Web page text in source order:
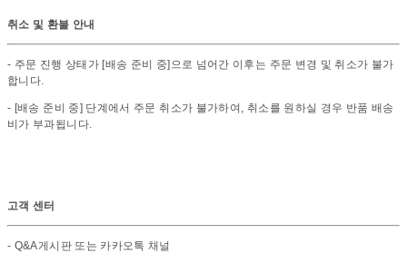
취소 및 환불 안내
- 주문 진행 상태가 [배송 준비 중]으로 넘어간 이후는 주문 변경 및 취소가 불가
합니다.
- [배송 준비 중] 단계에서 주문 취소가 불가하여, 취소를 원하실 경우 반품 배송
비가 부과됩니다.
고객 센터
- Q&A게시판 또는 카카오톡 채널